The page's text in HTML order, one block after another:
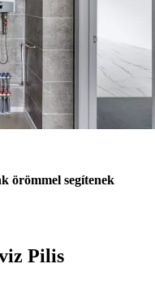
örömmel segítenek
Pilis